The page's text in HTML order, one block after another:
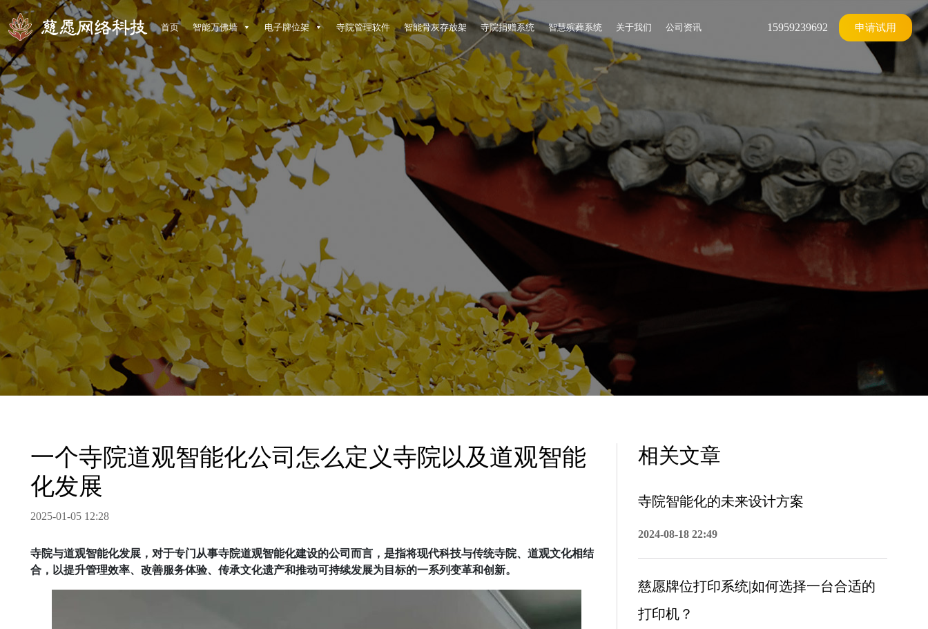
首页 智能万佛墙 电子牌位架 寺院管理软件 智能骨灰存放架 寺院捐赠系统 智慧殡葬系统 关于我们 公司资讯 15959239692 申请试用
一个寺院道观智能化公司怎么定义寺院以及道观智能
化发展
2025-01-05 12:28
寺院与道观智能化发展，对于专门从事寺院道观智能化建设的公司而言，是指将现代科技与传统寺院、道观文化相结
合，以提升管理效率、改善服务体验、传承文化遗产和推动可持续发展为目标的一系列变革和创新。
相关文章
寺院智能化的未来设计方案
2024-08-18 22:49
慈愿牌位打印系统|如何选择一台合适的
打印机？